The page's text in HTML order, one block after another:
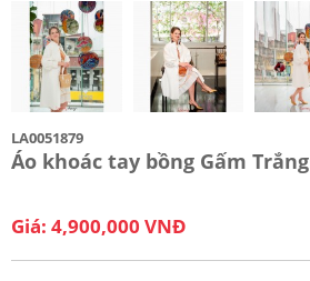
LA0051879
Áo khoác tay bồng Gấm Trắng
Giá: 4,900,000 VNĐ